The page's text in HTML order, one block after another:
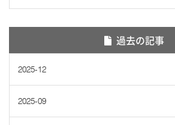
過去の記事
2025-12
2025-09